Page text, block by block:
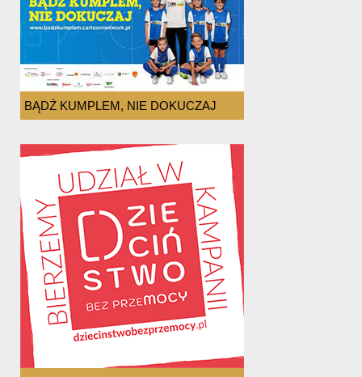
BĄDŹ KUMPLEM, NIE DOKUCZAJ